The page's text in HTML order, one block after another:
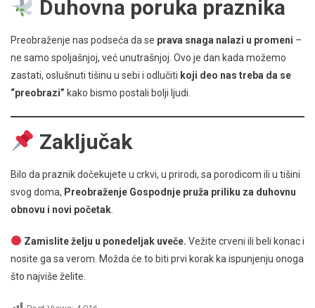
Duhovna poruka praznika
Preobraženje nas podseća da se prava snaga nalazi u promeni –
ne samo spoljašnjoj, već unutrašnjoj. Ovo je dan kada možemo
zastati, oslušnuti tišinu u sebi i odlučiti koji deo nas treba da se
“preobrazi” kako bismo postali bolji ljudi.
Zaključak
Bilo da praznik dočekujete u crkvi, u prirodi, sa porodicom ili u tišini
svog doma, Preobraženje Gospodnje pruža priliku za duhovnu
obnovu i novi početak
Zamislite želju u ponedeljak uveče. Vežite crveni ili beli konac i
nosite ga sa verom. Možda će to biti prvi korak ka ispunjenju onoga
što najviše želite.